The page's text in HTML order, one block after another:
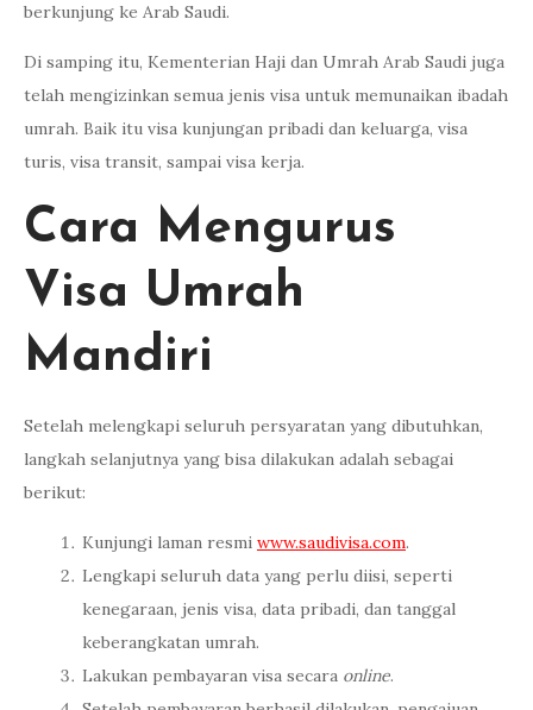
berkunjung ke Arab Saudi.
Di samping itu, Kementerian Haji dan Umrah Arab Saudi juga
telah mengizinkan semua jenis visa untuk memunaikan ibadah
umrah. Baik itu visa kunjungan pribadi dan keluarga, visa
turis, visa transit, sampai visa kerja.
Cara Mengurus
Visa Umrah
Mandiri
Setelah melengkapi seluruh persyaratan yang dibutuhkan,
langkah selanjutnya yang bisa dilakukan adalah sebagai
berikut:
Kunjungi laman resmi www.saudivisa.com.
Lengkapi seluruh data yang perlu diisi, seperti
kenegaraan, jenis visa, data pribadi, dan tanggal
keberangkatan umrah.
Lakukan pembayaran visa secara online.